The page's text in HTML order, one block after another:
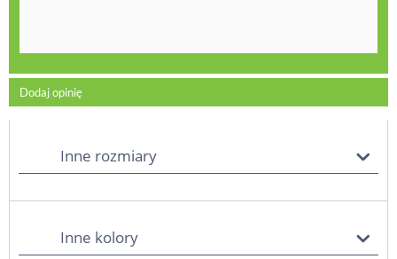
Dodaj opinię
Inne rozmiary
Inne kolory